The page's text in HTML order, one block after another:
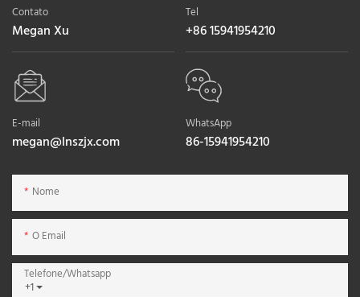
Contato
Megan Xu
Tel
+86 15941954210
E-mail
megan@lnszjx.com
WhatsApp
86-15941954210
Nome
O Email
+1
Telefone/whatsapp